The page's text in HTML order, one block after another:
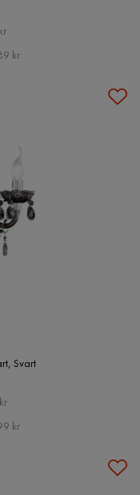
kr
E14 svart, Svart
kr